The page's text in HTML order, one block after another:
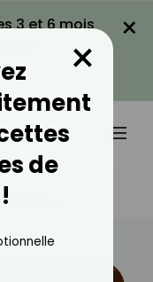
3 et 6 mois
×
En Hiver
de
×